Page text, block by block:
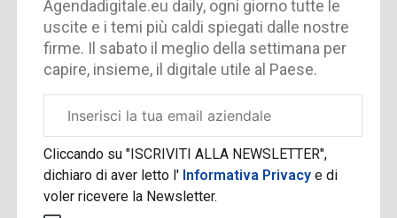
Agendadigitale.eu daily, ogni giorno tutte le
uscite e i temi più caldi spiegati dalle nostre
firme. Il sabato il meglio della settimana per
capire, insieme, il digitale utile al Paese.
aziendale
Cliccando su "ISCRIVITI ALLA NEWSLETTER",
dichiaro di aver letto l' Informativa Privacye di
voler ricevere la Newsletter.